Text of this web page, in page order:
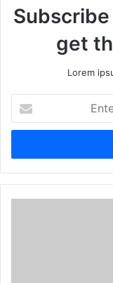
get
Lorem
t
r
y